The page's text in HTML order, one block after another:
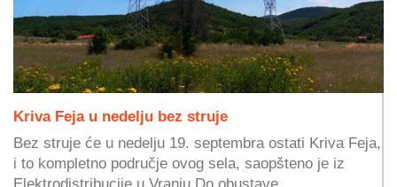
Kriva Feja u nedelju bez struje
Bez struje će u nedelju 19. septembra ostati Kriva Feja,
i to kompletno područje ovog sela, saopšteno je iz
Elektrodistribucije u Vranju.Do obustave...